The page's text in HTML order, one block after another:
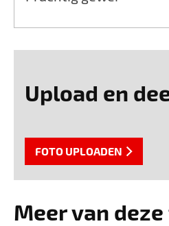
Upload en
FOTO UPLOADEN
Meer van